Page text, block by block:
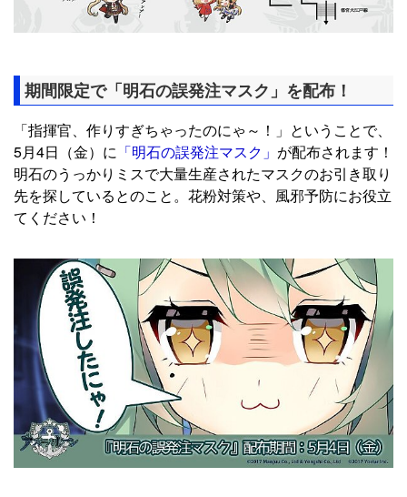
期間限定で「明石の誤発注マスク」を配布！
「指揮官、作りすぎちゃったのにゃ～！」ということで、
5月4日（金）に 「明石の誤発注マスク」 が配布されます！
明石のうっかりミスで大量生産されたマスクのお引き取り
先を探しているとのこと。花粉対策や、風邪予防にお役立
てください！